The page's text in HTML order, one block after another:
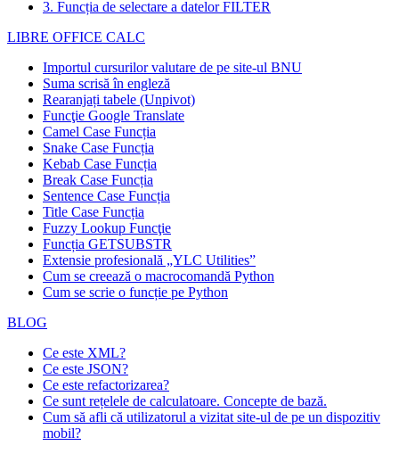
3. Funcția de selectare a datelor FILTER
LIBRE OFFICE CALC
Importul cursurilor valutare de pe site-ul BNU
Suma scrisă în engleză
Rearanjați tabele (Unpivot)
Funcţie Google Translate
Camel Case Funcția
Snake Case Funcția
Kebab Case Funcția
Break Case Funcția
Sentence Case Funcția
Title Case Funcția
Fuzzy Lookup Funcţie
Funcția GETSUBSTR
Extensie profesională „YLC Utilities”
Cum se creează o macrocomandă Python
Cum se scrie o funcție pe Python
BLOG
Ce este XML?
Ce este JSON?
Ce este refactorizarea?
Ce sunt rețelele de calculatoare. Concepte de bază.
Cum să afli că utilizatorul a vizitat site-ul de pe un dispozitiv
mobil?